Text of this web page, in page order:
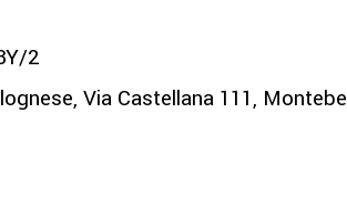
2
Via Castellana 111,